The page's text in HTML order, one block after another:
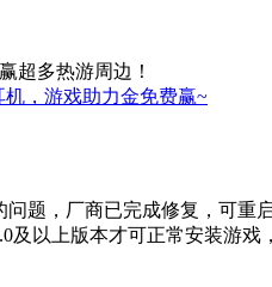
超多热游周边！
，游戏助力金免费赢~
题，厂商已完成修复，可重
以上版本才可正常安装游戏